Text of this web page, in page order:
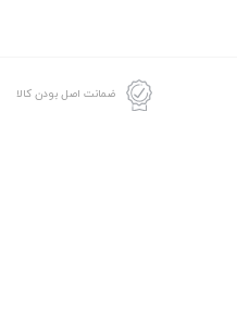
ضمانت اصل بودن کالا